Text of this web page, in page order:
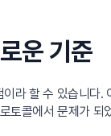
운 기준
라 할 수 있습니
콜에서 문제가